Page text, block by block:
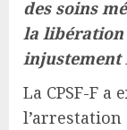
des soins
la libération
injustement
La CPSF-F